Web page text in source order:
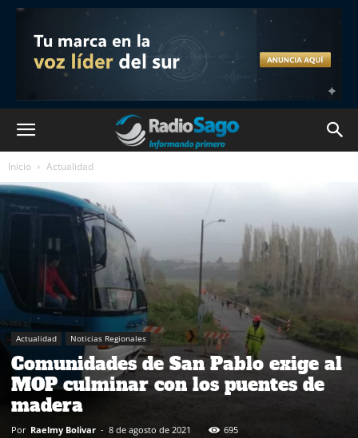
Inicio Actualidad
Actualidad Noticias Regionales
Comunidades de San Pablo exige al
MOP culminar con los puentes de
madera
Por Raelmy Bolivar - 8 de agosto de 2021 695